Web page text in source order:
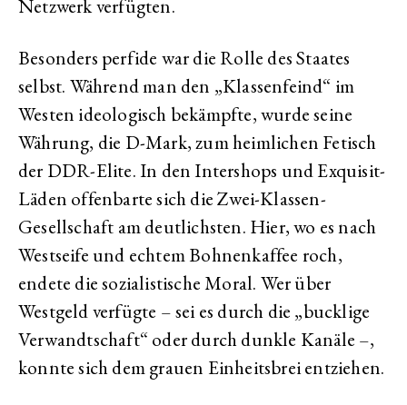
Netzwerk verfügten.
Besonders perfide war die Rolle des Staates
selbst. Während man den „Klassenfeind“ im
Westen ideologisch bekämpfte, wurde seine
Währung, die D-Mark, zum heimlichen Fetisch
der DDR-Elite. In den Intershops und Exquisit-
Läden offenbarte sich die Zwei-Klassen-
Gesellschaft am deutlichsten. Hier, wo es nach
Westseife und echtem Bohnenkaffee roch,
endete die sozialistische Moral. Wer über
Westgeld verfügte – sei es durch die „bucklige
Verwandtschaft“ oder durch dunkle Kanäle –,
konnte sich dem grauen Einheitsbrei entziehen.